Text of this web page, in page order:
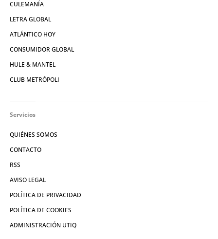
CULEMANÍA
LETRA GLOBAL
ATLÁNTICO HOY
CONSUMIDOR GLOBAL
HULE & MANTEL
CLUB METRÓPOLI
Servicios
QUIÉNES SOMOS
CONTACTO
RSS
AVISO LEGAL
POLÍTICA DE PRIVACIDAD
POLÍTICA DE COOKIES
ADMINISTRACIÓN UTIQ